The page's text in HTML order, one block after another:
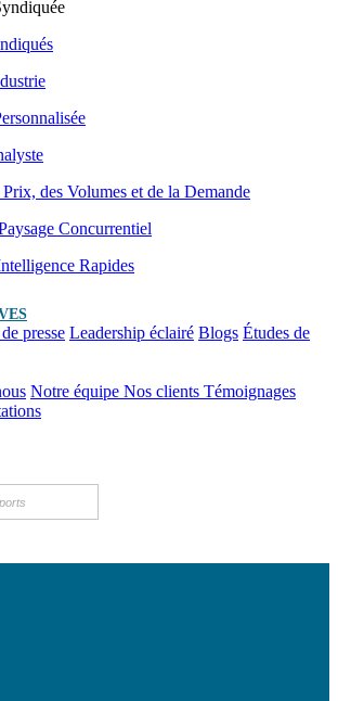
des Volumes et de la Demande
Concurrentiel
Rapides
presse Leadership éclairé Blogs Études de
Notre équipe Nos clients Témoignages